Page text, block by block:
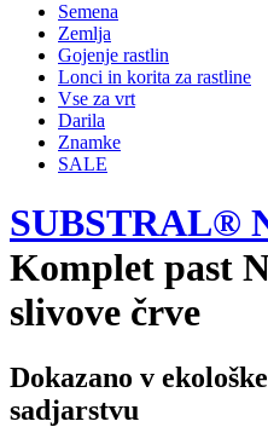
Semena
Zemlja
Gojenje rastlin
Lonci in korita za rastline
Vse za vrt
Darila
Znamke
SALE
SUBSTRAL®
Komplet past
slivove črve
Dokazano v
sadjarstvu